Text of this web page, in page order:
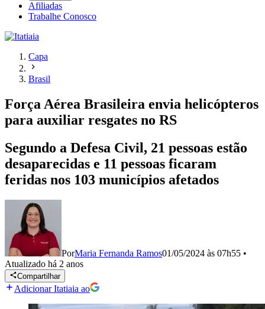
Afiliadas
Trabalhe Conosco
Capa
Brasil
Força Aérea Brasileira envia helicópteros
para auxiliar resgates no RS
Segundo a Defesa Civil, 21 pessoas estão
desaparecidas e 11 pessoas ficaram
feridas nos 103 municípios afetados
PorMaria Fernanda Ramos01/05/2024 às 07h55 •
Atualizado há 2 anos
Compartilhar
Adicionar Itatiaia ao